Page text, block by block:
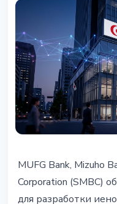
Три
MUFG Bank, Mizuho
Corporation (SMBC)
для разработки